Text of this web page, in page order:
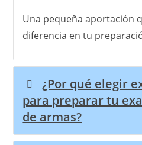
Una pequeña aportación
diferencia en tu
¿Por qué elegir
para preparar tu
de armas?